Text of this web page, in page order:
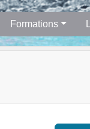
Formations